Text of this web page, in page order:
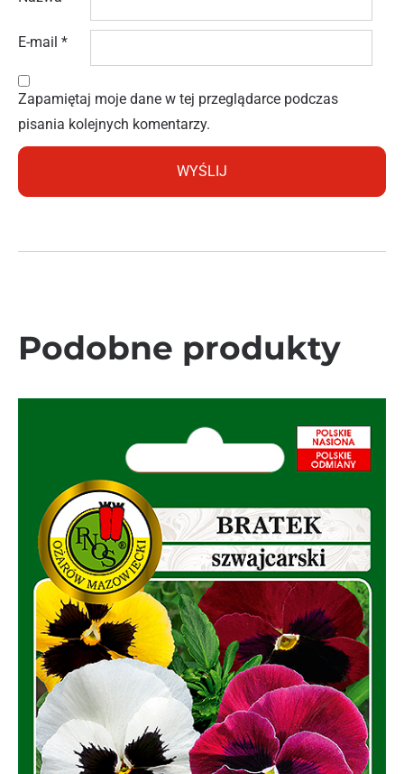
E-mail *
Zapamiętaj moje dane w tej przeglądarce podczas
pisania kolejnych komentarzy.
Podobne produkty